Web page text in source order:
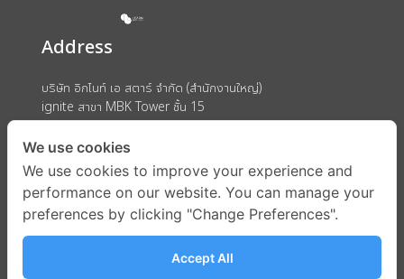
Address
บริษัท อิกไนท์ เอ สตาร์ จำกัด (สำนักงานใหญ่)
ignite สาขา MBK Tower ชั้น 15
ถนนพญาไท แขวงวังใหม่ เขตปทุมวัน กรุงเทพมหานคร 10330
We use cookies
We use cookies to improve your experience and
performance on our website. You can manage your
preferences by clicking "Change Preferences".
Accept All